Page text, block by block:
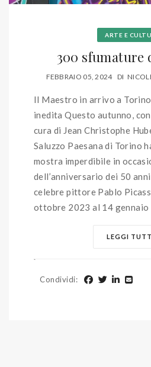
ARTE E
300 sfumature
FEBBRAIO 05, 2024 DI
Il Maestro in arrivo a
inedita Questo autunno, con
cura di Jean Christophe
Saluzzo Paesana di Torino
mostra imperdibile in
dell’anniversario dei 50
celebre pittore Pablo
ottobre 2023 al 14 gennaio
LEGGI
Condividi: